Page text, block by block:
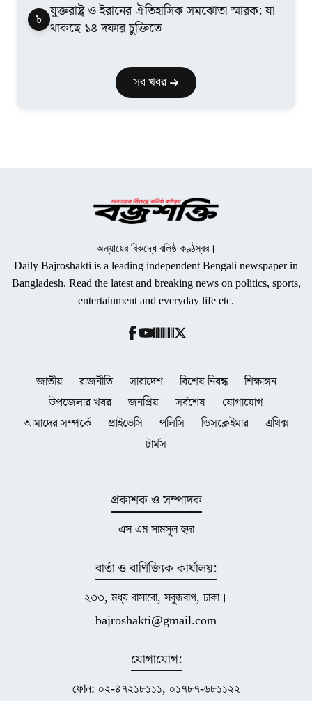
৮ যুক্তরাষ্ট্র ও ইরানের ঐতিহাসিক সমঝোতা স্মারক: যা
থাকছে ১৪ দফার চুক্তিতে
সব খবর
অন্যায়ের বিরুদ্ধে বলিষ্ঠ কণ্ঠস্বর।
Daily Bajroshakti is a leading independent Bengali newspaper in
Bangladesh. Read the latest and breaking news on politics, sports,
entertainment and everyday life etc.
জাতীয় রাজনীতি সারাদেশ বিশেষ নিবন্ধ
শিক্ষাঙ্গন
উপজেলার খবর
জনপ্রিয় সর্বশেষ
যোগাযোগ
আমাদের সম্পর্কে
প্রাইভেসি পলিসি ডিসক্লেইমার
এথিক্স
টার্মস
প্রকাশক ও সম্পাদক
এস এম সামসুল হুদা
বার্তা ও বাণিজ্যিক কার্যালয়:
২৩৩, মধ্য বাসাবো, সবুজবাগ, ঢাকা।
bajroshakti@gmail.com
যোগাযোগ:
ফোন: ০২-৪৭২১৮১১১, ০১৭৮৭-৬৮১১২২